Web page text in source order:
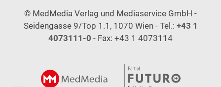
© MedMedia Verlag und Mediaservice GmbH -
Seidengasse 9/Top 1.1, 1070 Wien - Tel.: +43 1
4073111-0 - Fax: +43 1 4073114